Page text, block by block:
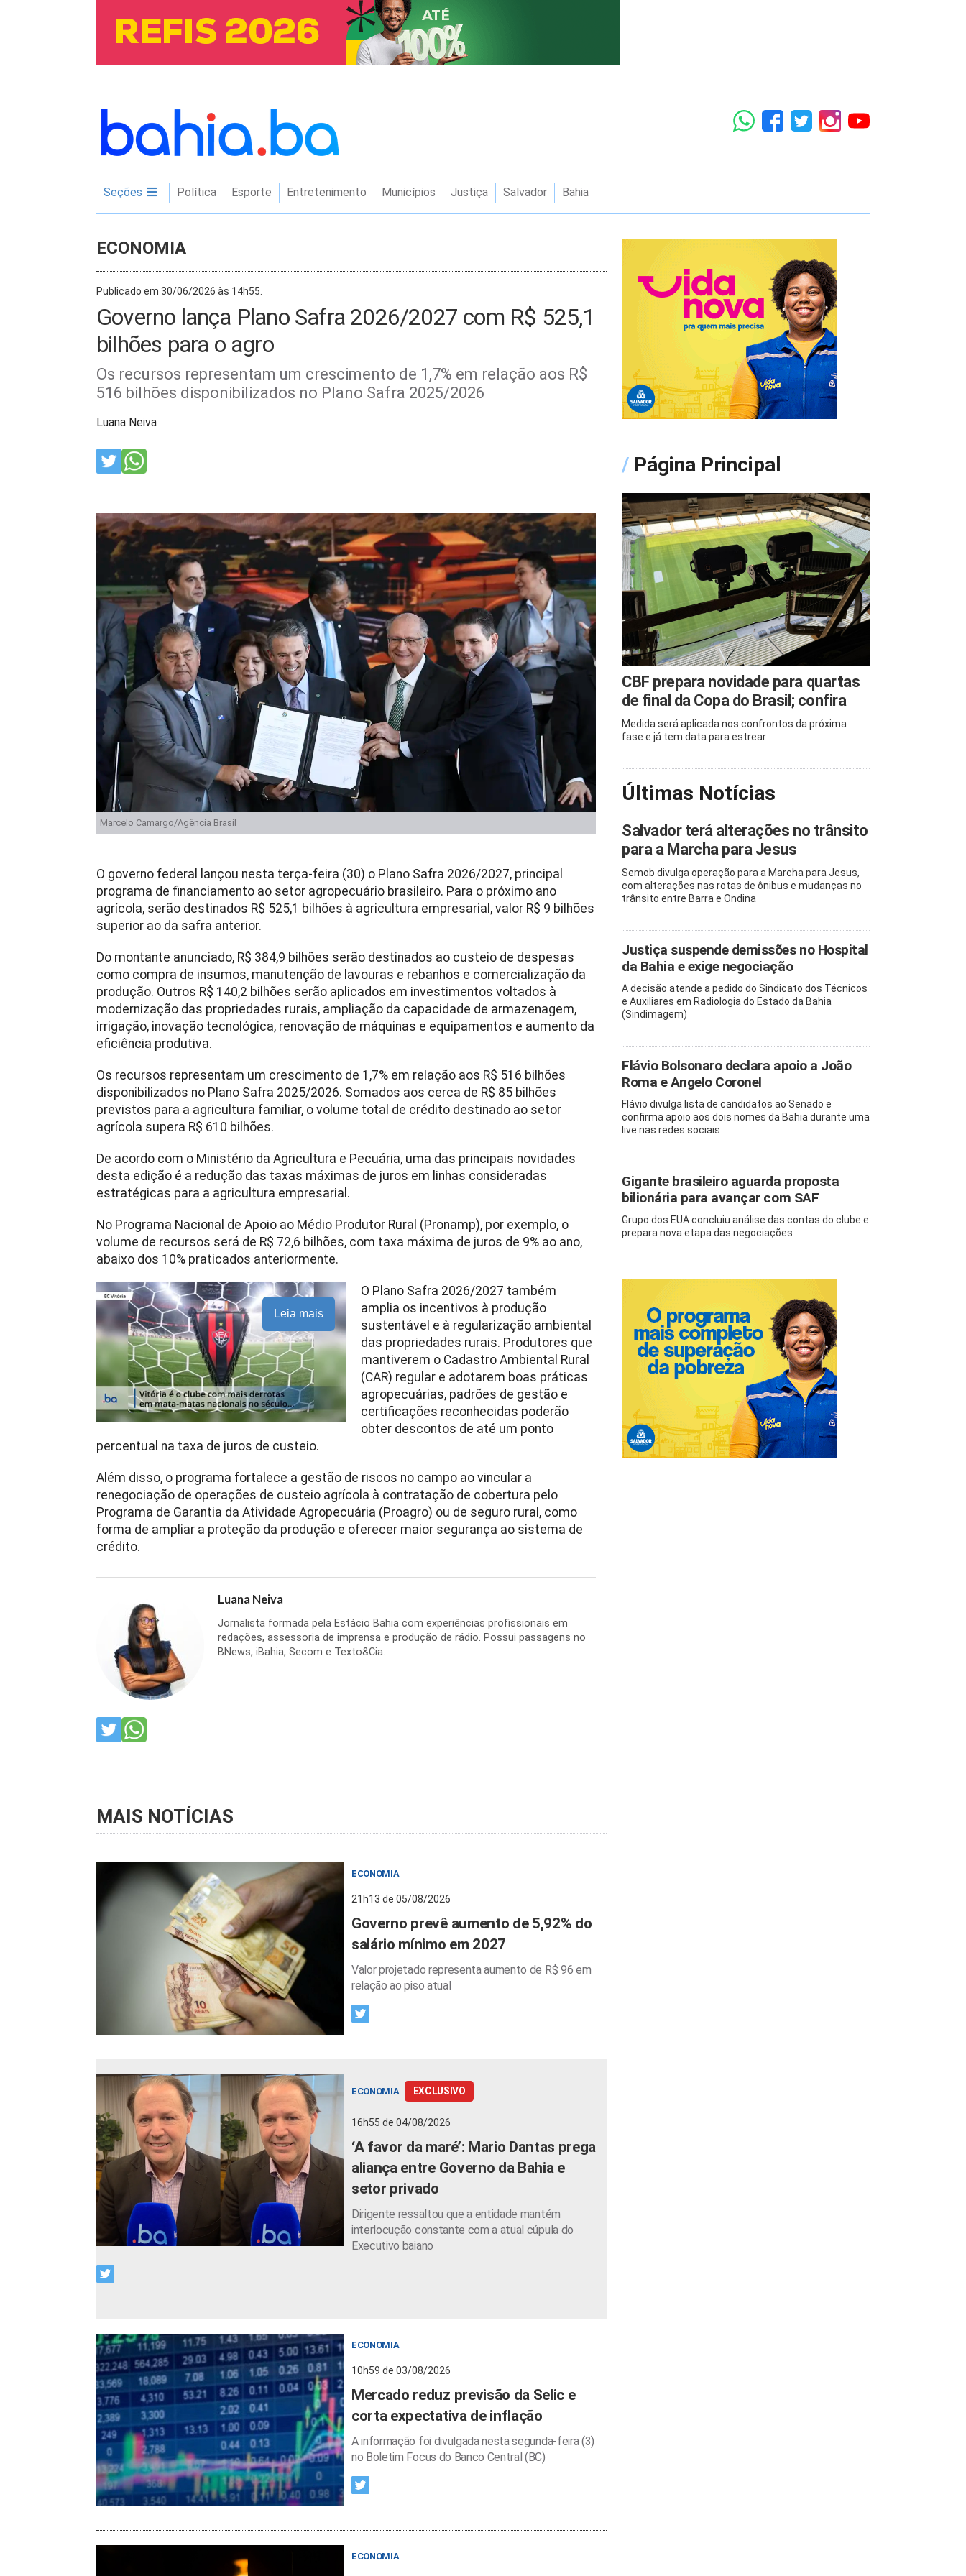
Seções Política Esporte Entretenimento Municípios Justiça Salvador Bahia
ECONOMIA
Publicado em 30/06/2026 às 14h55.
Governo lança Plano Safra 2026/2027 com R$ 525,1
bilhões para o agro
Os recursos representam um crescimento de 1,7% em relação aos R$
516 bilhões disponibilizados no Plano Safra 2025/2026
Luana Neiva
Marcelo Camargo/Agência Brasil
O governo federal lançou nesta terça-feira (30) o Plano Safra 2026/2027, principal
programa de financiamento ao setor agropecuário brasileiro. Para o próximo ano
agrícola, serão destinados R$ 525,1 bilhões à agricultura empresarial, valor R$ 9 bilhões
superior ao da safra anterior.
Do montante anunciado, R$ 384,9 bilhões serão destinados ao custeio de despesas
como compra de insumos, manutenção de lavouras e rebanhos e comercialização da
produção. Outros R$ 140,2 bilhões serão aplicados em investimentos voltados à
modernização das propriedades rurais, ampliação da capacidade de armazenagem,
irrigação, inovação tecnológica, renovação de máquinas e equipamentos e aumento da
eficiência produtiva.
Os recursos representam um crescimento de 1,7% em relação aos R$ 516 bilhões
disponibilizados no Plano Safra 2025/2026. Somados aos cerca de R$ 85 bilhões
previstos para a agricultura familiar, o volume total de crédito destinado ao setor
agrícola supera R$ 610 bilhões.
De acordo com o Ministério da Agricultura e Pecuária, uma das principais novidades
desta edição é a redução das taxas máximas de juros em linhas consideradas
estratégicas para a agricultura empresarial.
No Programa Nacional de Apoio ao Médio Produtor Rural (Pronamp), por exemplo, o
volume de recursos será de R$ 72,6 bilhões, com taxa máxima de juros de 9% ao ano,
abaixo dos 10% praticados anteriormente.
Leia mais
O Plano Safra 2026/2027 também
amplia os incentivos à produção
sustentável e à regularização ambiental
das propriedades rurais. Produtores que
mantiverem o Cadastro Ambiental Rural
(CAR) regular e adotarem boas práticas
agropecuárias, padrões de gestão e
certificações reconhecidas poderão
obter descontos de até um ponto
percentual na taxa de juros de custeio.
Além disso, o programa fortalece a gestão de riscos no campo ao vincular a
renegociação de operações de custeio agrícola à contratação de cobertura pelo
Programa de Garantia da Atividade Agropecuária (Proagro) ou de seguro rural, como
forma de ampliar a proteção da produção e oferecer maior segurança ao sistema de
crédito.
Luana Neiva
Jornalista formada pela Estácio Bahia com experiências profissionais em
redações, assessoria de imprensa e produção de rádio. Possui passagens no
BNews, iBahia, Secom e Texto&Cia.
MAIS NOTÍCIAS
ECONOMIA
21h13 de 05/08/2026
Governo prevê aumento de 5,92% do
salário mínimo em 2027
Valor projetado representa aumento de R$ 96 em
relação ao piso atual
ECONOMIA EXCLUSIVO
16h55 de 04/08/2026
‘A favor da maré’: Mario Dantas prega
aliança entre Governo da Bahia e
setor privado
Dirigente ressaltou que a entidade mantém
interlocução constante com a atual cúpula do
Executivo baiano
ECONOMIA
10h59 de 03/08/2026
Mercado reduz previsão da Selic e
corta expectativa de inflação
A informação foi divulgada nesta segunda-feira (3)
no Boletim Focus do Banco Central (BC)
ECONOMIA
/ Página Principal
CBF prepara novidade para quartas
de final da Copa do Brasil; confira
Medida será aplicada nos confrontos da próxima
fase e já tem data para estrear
Últimas Notícias
Salvador terá alterações no trânsito
para a Marcha para Jesus
Semob divulga operação para a Marcha para Jesus,
com alterações nas rotas de ônibus e mudanças no
trânsito entre Barra e Ondina
Justiça suspende demissões no Hospital
da Bahia e exige negociação
A decisão atende a pedido do Sindicato dos Técnicos
e Auxiliares em Radiologia do Estado da Bahia
(Sindimagem)
Flávio Bolsonaro declara apoio a João
Roma e Angelo Coronel
Flávio divulga lista de candidatos ao Senado e
confirma apoio aos dois nomes da Bahia durante uma
live nas redes sociais
Gigante brasileiro aguarda proposta
bilionária para avançar com SAF
Grupo dos EUA concluiu análise das contas do clube e
prepara nova etapa das negociações